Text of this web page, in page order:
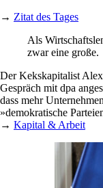
→ Zitat des Tages
Als
zwar eine große.
Der Kekskapitalist
Gespräch mit dpa
dass mehr
»demokratische
→ Kapital & Arbeit